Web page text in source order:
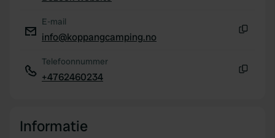
E-mail
info@koppangcamping.no
Telefoonnummer
+4762460234
Informatie